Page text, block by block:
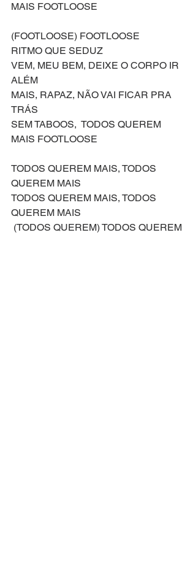
MAIS FOOTLOOSE
(FOOTLOOSE) FOOTLOOSE
RITMO QUE SEDUZ
VEM, MEU BEM, DEIXE O CORPO IR
ALÉM
MAIS, RAPAZ, NÃO VAI FICAR PRA
TRÁS
SEM TABOOS,  TODOS QUEREM
MAIS FOOTLOOSE
TODOS QUEREM MAIS, TODOS
QUEREM MAIS
TODOS QUEREM MAIS, TODOS
QUEREM MAIS